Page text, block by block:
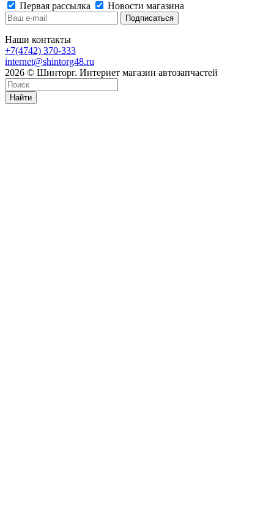
Первая рассылка
Новости магазина
Наши контакты
+7(4742) 370-333
internet@shintorg48.ru
2026 © Шинторг. Интернет магазин автозапчастей
Найти